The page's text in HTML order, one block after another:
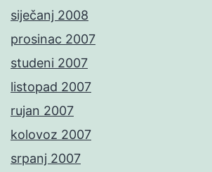
siječanj 2008
prosinac 2007
studeni 2007
listopad 2007
rujan 2007
kolovoz 2007
srpanj 2007